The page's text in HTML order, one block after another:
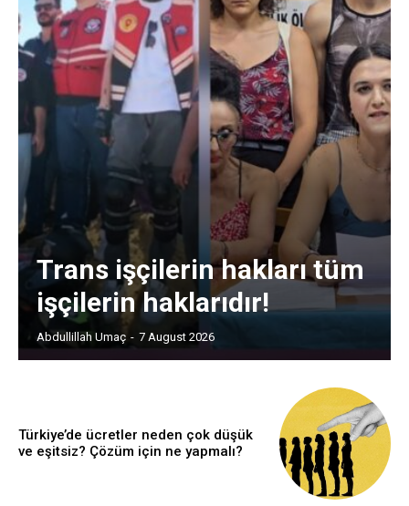
Trans işçilerin hakları tüm
işçilerin haklarıdır!
Abdullillah Umaç - 7 August 2026
Türkiye’de ücretler neden çok düşük
ve eşitsiz? Çözüm için ne yapmalı?